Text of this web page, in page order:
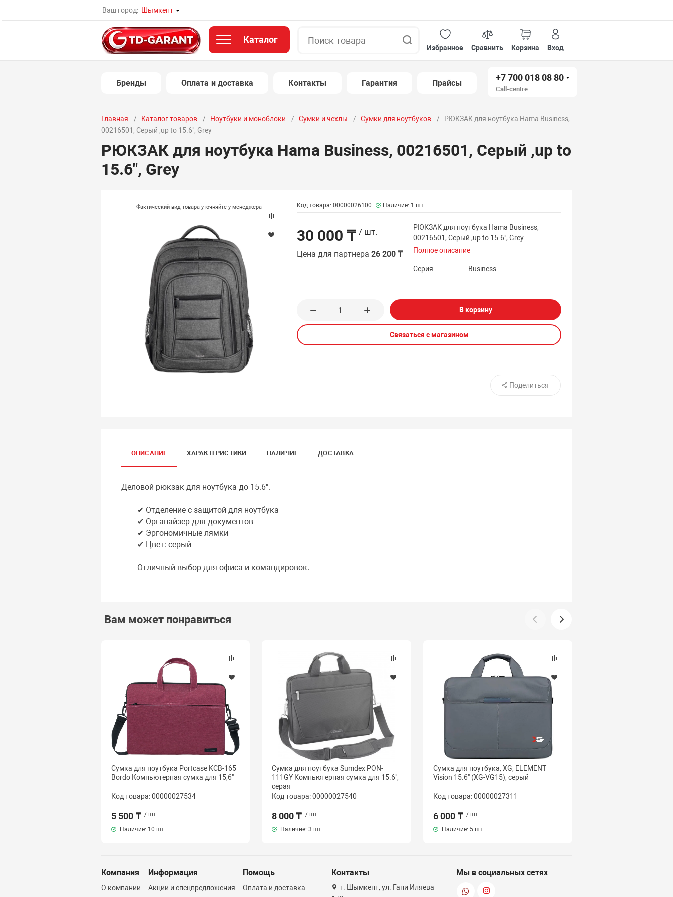
Ваш город: Шымкент
Каталог
Избранное
Сравнить Корзина Вход
Бренды Оплата и доставка Контакты Гарантия Прайсы
+7 700 018 08 80
Call-centre
Главная Каталог товаров Ноутбуки и моноблоки Сумки и чехлы Сумки для ноутбуков
РЮКЗАК для ноутбука Hama Business,
00216501, Серый ,up to 15.6", Grey
РЮКЗАК для ноутбука Hama Business, 00216501, Серый ,up to
15.6", Grey
Фактический вид товара уточняйте у менеджера Код товара: 00000026100 Наличие: 1 шт.
30 000 ₸ / шт.
Цена для партнера26 200 ₸
РЮКЗАК для ноутбука Hama Business,
00216501, Серый ,up to 15.6", Grey
Полное описание
Серия Business
В корзину
Связаться с магазином
Поделиться
ОПИСАНИЕ ХАРАКТЕРИСТИКИ НАЛИЧИЕ ДОСТАВКА
Деловой рюкзак для ноутбука до 15.6".
✔ Отделение с защитой для ноутбука
✔ Органайзер для документов
✔ Эргономичные лямки
✔ Цвет: серый
Отличный выбор для офиса и командировок.
Вам может понравиться
Сумка для ноутбука Portcase KCB-165
Bordo Компьютерная сумка для 15,6"
Код товара: 00000027534
5 500 ₸ / шт.
Наличие: 10 шт.
Сумка для ноутбука Sumdex PON-
111GY Компьютерная сумка для 15.6",
серая
Код товара: 00000027540
8 000 ₸ / шт.
Наличие:3 шт.
Сумка для ноутбука, XG, ELEMENT
Vision 15.6" (XG-VG15), серый
Код товара: 00000027311
6 000 ₸ / шт.
Наличие: 5 шт.
Компания
О компании
Информация
Акции и спецпредложения
Помощь
Оплата и доставка
Контакты
г. Шымкент, ул. Гани Иляева
Мы в социальных сетях